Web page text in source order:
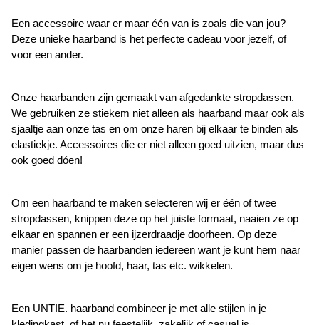
Een accessoire waar er maar één van is zoals die van jou?
Deze unieke haarband is het perfecte cadeau voor jezelf, of
voor een ander.
Onze haarbanden zijn gemaakt van afgedankte stropdassen.
We gebruiken ze stiekem niet alleen als haarband maar ook als
sjaaltje aan onze tas en om onze haren bij elkaar te binden als
elastiekje. Accessoires die er niet alleen goed uitzien, maar dus
ook goed dóen!
Om een haarband te maken selecteren wij er één of twee
stropdassen, knippen deze op het juiste formaat, naaien ze op
elkaar en spannen er een ijzerdraadje doorheen. Op deze
manier passen de haarbanden iedereen want je kunt hem naar
eigen wens om je hoofd, haar, tas etc. wikkelen.
Een UNTIE. haarband combineer je met alle stijlen in je